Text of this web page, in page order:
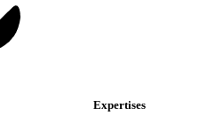
Expertises